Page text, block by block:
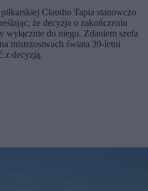
Claudio Tapia stanowczo
że decyzja o zakończeniu
wyłącznie do niego. Zdaniem szefa
mistrzostwach świata 39-letni
z decyzją.